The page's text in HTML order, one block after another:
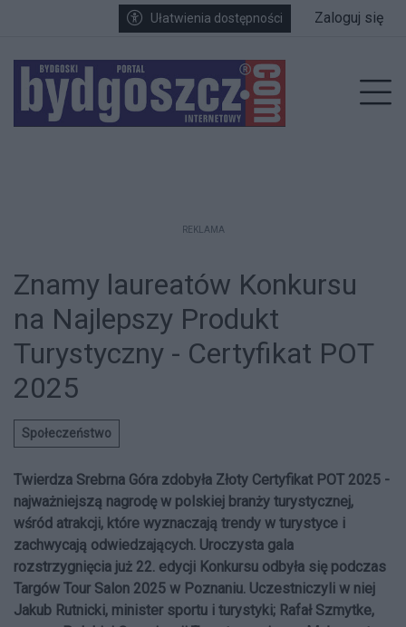
Przejdź do głównych treści
Przejdź do wyszukiwarki
Przejdź do głównego menuUłatwienia dostępności Zaloguj się
REKLAMA
Znamy laureatów Konkursu
na Najlepszy Produkt
Turystyczny - Certyfikat POT
2025
Społeczeństwo
Twierdza Srebrna Góra zdobyła Złoty Certyfikat POT 2025 -
najważniejszą nagrodę w polskiej branży turystycznej,
wśród atrakcji, które wyznaczają trendy w turystyce i
zachwycają odwiedzających. Uroczysta gala
rozstrzygnięcia już 22. edycji Konkursu odbyła się podczas
Targów Tour Salon 2025 w Poznaniu. Uczestniczyli w niej
Jakub Rutnicki, minister sportu i turystyki; Rafał Szmytke,